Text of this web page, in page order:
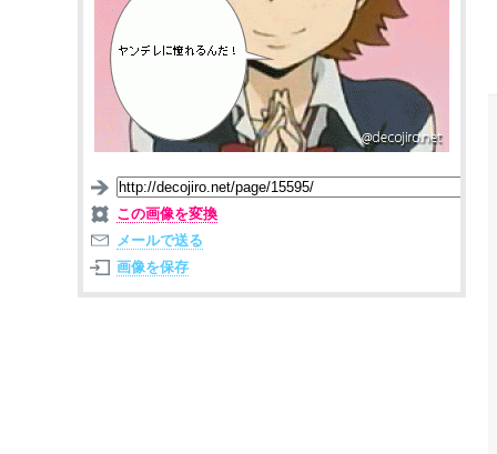
この画像を変換
メールで送る
画像を保存